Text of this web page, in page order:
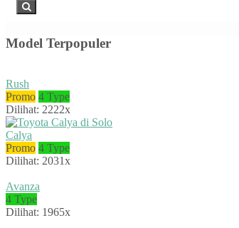
Model Terpopuler
Rush
Promo 4 Type
Dilihat: 2222x
Calya
Promo 4 Type
Dilihat: 2031x
Avanza
4 Type
Dilihat: 1965x